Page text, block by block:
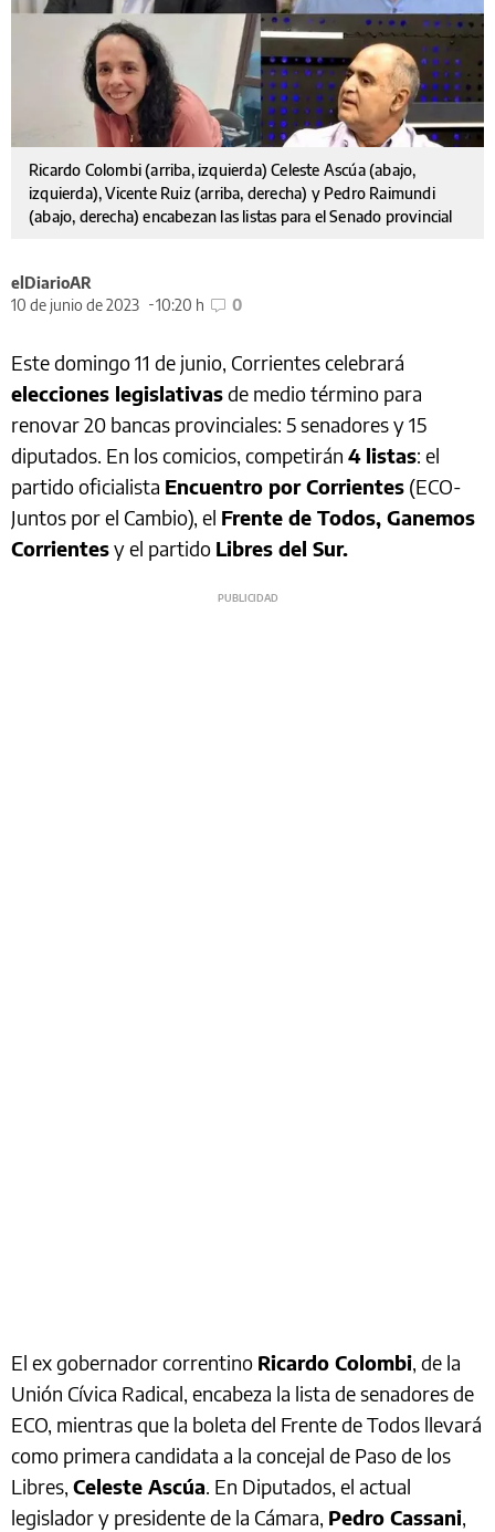
Ricardo Colombi (arriba, izquierda) Celeste Ascúa (abajo,
izquierda), Vicente Ruiz (arriba, derecha) y Pedro Raimundi
(abajo, derecha) encabezan las listas para el Senado provincial
elDiarioAR
10 de junio de 2023
10:20 h 0
Este domingo 11 de junio, Corrientes celebrará
elecciones legislativasde medio término para
renovar 20 bancas provinciales: 5 senadores y 15
diputados. En los comicios, competirán 4 listas: el
partido oficialista Encuentro por Corrientes (ECO-
Juntos por el Cambio), el Frente de Todos, Ganemos
Corrientesy el partido Libres del Sur.
El ex gobernador correntino Ricardo Colombi, de la
Unión Cívica Radical, encabeza la lista de senadores de
ECO, mientras que la boleta del Frente de Todos llevará
como primera candidata a la concejal de Paso de los
Libres, Celeste Ascúa. En Diputados, el actual
legislador y presidente de la Cámara, Pedro Cassani,